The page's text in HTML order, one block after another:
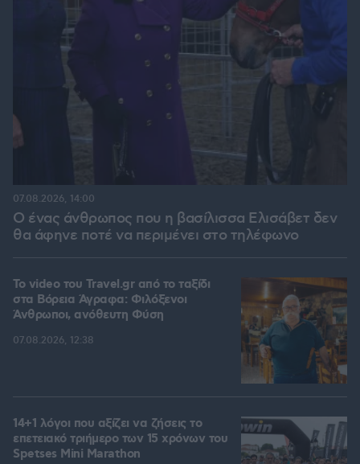
Ο ένας άνθρωπος που η βασίλισσα Ελισάβετ δεν
θα άφηνε ποτέ να περιμένει στο τηλέφωνο
07.08.2026, 14:00
To video του Travel.gr από το ταξίδι
στα Βόρεια Άγραφα: Φιλόξενοι
Άνθρωποι, ανόθευτη Φύση
07.08.2026, 12:38
14+1 λόγοι που αξίζει να ζήσεις το
επετειακό τριήμερο των 15 χρόνων του
Spetses Mini Marathon